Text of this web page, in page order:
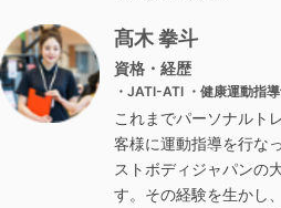
髙木 拳斗
資格・経歴
・JATI-ATI ・健康運動指
これまでパーソナルト
客様に運動指導を行な
ストボディジャパンの
す。その経験を生かし